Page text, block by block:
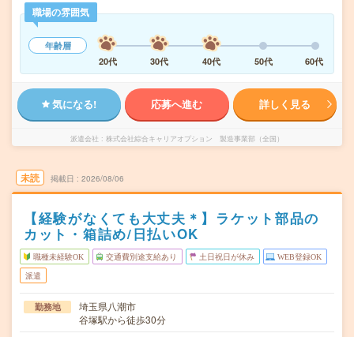
職場の雰囲気
年齢層
20代
30代 40代 50代 60代
気になる! 応募へ進む 詳しく見る
派遣会社 株式会社綜合キャリアオプション 製造事業部（全国）
未読 掲載日 2026/08/06
【経験がなくても大丈夫＊】ラケット部品の
カット・箱詰め/日払いOK
職種未経験OK 交通費別途支給あり 土日祝日が休み WEB登録OK
派遣
勤務地
埼玉県八潮市
谷塚駅から徒歩30分